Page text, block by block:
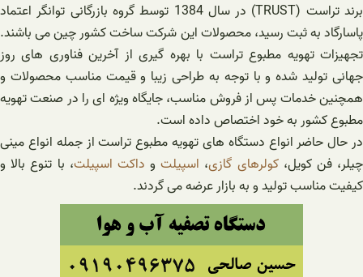
برند تراست (TRUST) در سال 1384 توسط گروه بازرگانی توانگر اعتماد
پاسارگاد به ثبت رسید، محصولات این شرکت ساخت کشور چین می باشند.
تجهیزات تهویه مطبوع تراست با بهره گیری از آخرین فناوری های روز
جهانی تولید شده و با توجه به طراحی زیبا و قیمت مناسب محصولات و
همچنین خدمات پس از فروش مناسب، جایگاه ویژه ای را در صنعت تهویه
مطبوع کشور به خود اختصاص داده است.
در حال حاضر انواع دستگاه های تهویه مطبوع تراست از جمله انواع مینی
چیلر، فن کویل،کولرهای گازی، اسپیلتو داکت اسپیلت، با تنوع بالا و
کیفیت مناسب تولید و به بازار عرضه می گردند.